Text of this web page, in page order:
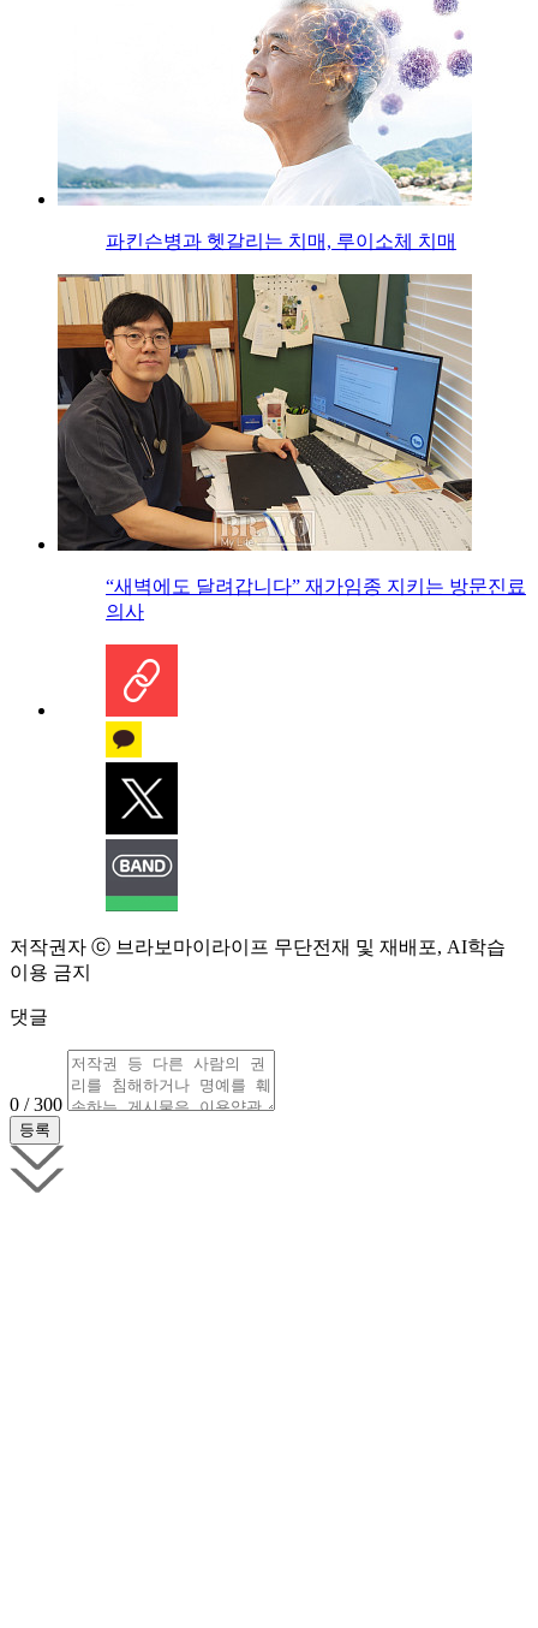
파킨슨병과 헷갈리는 치매, 루이소체 치매
“새벽에도 달려갑니다” 재가임종 지키는 방문진료
의사
저작권자 ⓒ 브라보마이라이프 무단전재 및 재배포, AI학습
이용 금지
댓글
0 / 300